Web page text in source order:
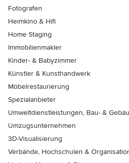
Fotografen
Heimkino & Hifi
Home Staging
Immobilienmakler
Kinder- & Babyzimmer
Künstler & Kunsthandwerk
Möbelrestaurierung
Spezialanbieter
Umweltdienstleistungen, Bau- &
Umzugsunternehmen
3D-Visualisierung
Verbände, Hochschulen &